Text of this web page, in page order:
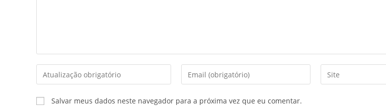
Salvar meus dados neste navegador para a próxima vez que eu comentar.